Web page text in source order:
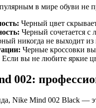
в мире обуви
Черный цвет
Черный сочетается
никогда не выходит из
Черные кроссовки
Если вы не любите яркие
002:
Nike Mind 002 Black —